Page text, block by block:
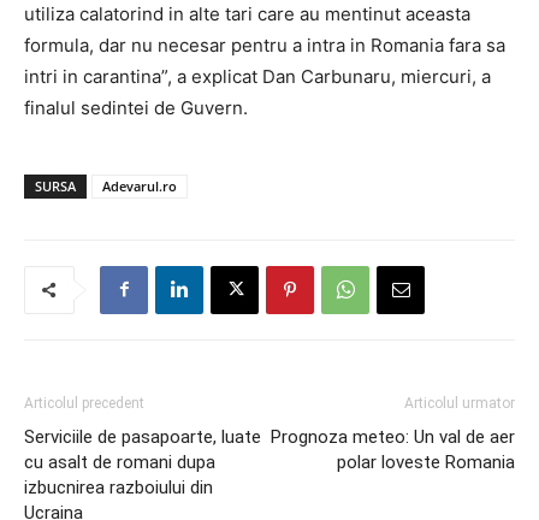
utiliza calatorind in alte tari care au mentinut aceasta
formula, dar nu necesar pentru a intra in Romania fara sa
intri in carantina”, a explicat Dan Carbunaru, miercuri, a
finalul sedintei de Guvern.
SURSA Adevarul.ro
Articolul precedent
Serviciile de pasapoarte, luate
cu asalt de romani dupa
izbucnirea razboiului din
Ucraina
Articolul urmator
Prognoza meteo: Un val de aer
polar loveste Romania